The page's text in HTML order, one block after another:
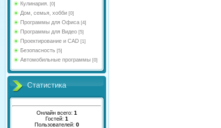
Кулинария. [0]
Дом, семья, хобби [0]
Программы для Офиса [4]
Программы для Видео [5]
Проектирование и CAD [1]
Безопасность [5]
Автомобильные программы [0]
Статистика
Онлайн всего: 1
Гостей: 1
Пользователей: 0